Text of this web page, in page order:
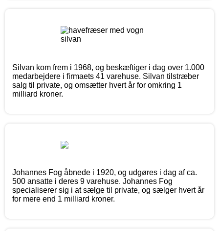
Silvan kom frem i 1968, og beskæftiger i dag over 1.000
medarbejdere i firmaets 41 varehuse. Silvan tilstræber
salg til private, og omsætter hvert år for omkring 1
milliard kroner.
Johannes Fog åbnede i 1920, og udgøres i dag af ca.
500 ansatte i deres 9 varehuse. Johannes Fog
specialiserer sig i at sælge til private, og sælger hvert år
for mere end 1 milliard kroner.